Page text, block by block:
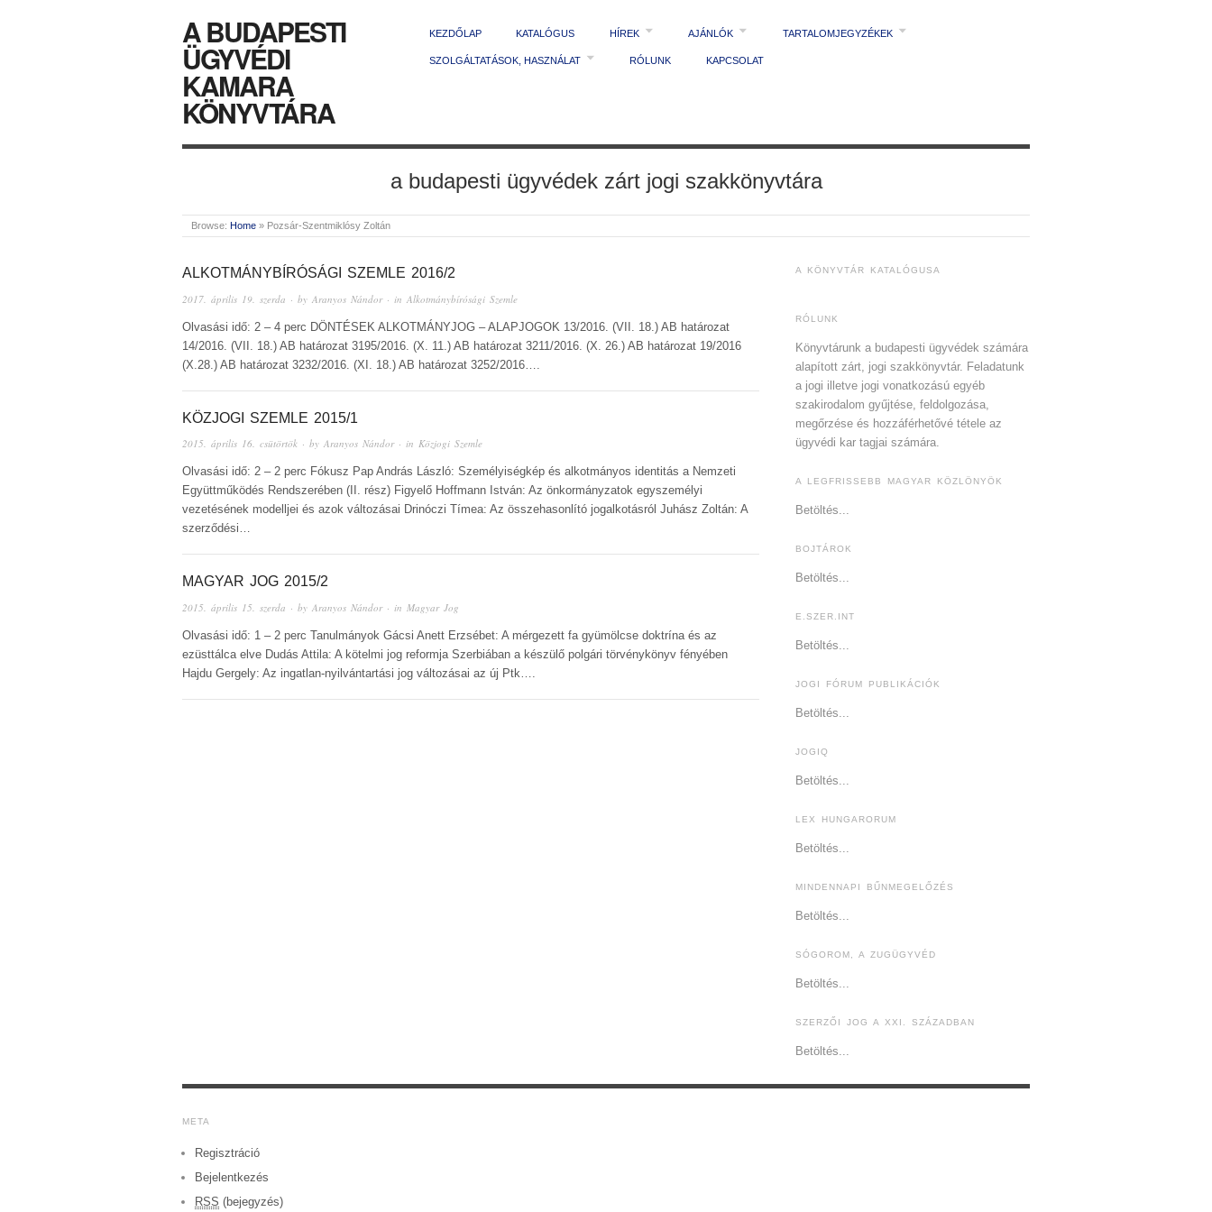
A BUDAPESTI
ÜGYVÉDI
KAMARA
KÖNYVTÁRA
KEZDŐLAP KATALÓGUS HÍREK AJÁNLÓK TARTALOMJEGYZÉKEK
SZOLGÁLTATÁSOK, HASZNÁLAT RÓLUNK KAPCSOLAT
a budapesti ügyvédek zárt jogi szakkönyvtára
Browse: Home » Pozsár-Szentmiklósy Zoltán
ALKOTMÁNYBÍRÓSÁGI SZEMLE 2016/2
2017. április 19. szerda · by Aranyos Nándor· in Alkotmánybírósági Szemle
Olvasási idő: 2 – 4 perc DÖNTÉSEK ALKOTMÁNYJOG – ALAPJOGOK 13/2016. (VII. 18.) AB határozat
14/2016. (VII. 18.) AB határozat 3195/2016. (X. 11.) AB határozat 3211/2016. (X. 26.) AB határozat 19/2016
(X.28.) AB határozat 3232/2016. (XI. 18.) AB határozat 3252/2016….
KÖZJOGI SZEMLE 2015/1
2015. április 16. csütörtök · by Aranyos Nándor· in Közjogi Szemle
Olvasási idő: 2 – 2 perc Fókusz Pap András László: Személyiségkép és alkotmányos identitás a Nemzeti
Együttműködés Rendszerében (II. rész) Figyelő Hoffmann István: Az önkormányzatok egyszemélyi
vezetésének modelljei és azok változásai Drinóczi Tímea: Az összehasonlító jogalkotásról Juhász Zoltán: A
szerződési…
MAGYAR JOG 2015/2
2015. április 15. szerda · by Aranyos Nándor· in Magyar Jog
Olvasási idő: 1 – 2 perc Tanulmányok Gácsi Anett Erzsébet: A mérgezett fa gyümölcse doktrína és az
ezüsttálca elve Dudás Attila: A kötelmi jog reformja Szerbiában a készülő polgári törvénykönyv fényében
Hajdu Gergely: Az ingatlan-nyilvántartási jog változásai az új Ptk….
A KÖNYVTÁR KATALÓGUSA
RÓLUNK
Könyvtárunk a budapesti ügyvédek számára
alapított zárt, jogi szakkönyvtár. Feladatunk
a jogi illetve jogi vonatkozású egyéb
szakirodalom gyűjtése, feldolgozása,
megőrzése és hozzáférhetővé tétele az
ügyvédi kar tagjai számára.
A LEGFRISSEBB MAGYAR KÖZLÖNYÖK
Betöltés...
BOJTÁROK
Betöltés...
E.SZER.INT
Betöltés...
JOGI FÓRUM PUBLIKÁCIÓK
Betöltés...
JOGIQ
Betöltés...
LEX HUNGARORUM
Betöltés...
MINDENNAPI BŰNMEGELŐZÉS
Betöltés...
SÓGOROM, A ZUGÜGYVÉD
Betöltés...
SZERZŐI JOG A XXI. SZÁZADBAN
Betöltés...
META
Regisztráció
Bejelentkezés
RSS (bejegyzés)